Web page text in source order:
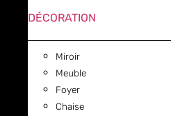
DÉCORATION
Miroir
Meuble
Foyer
Chaise